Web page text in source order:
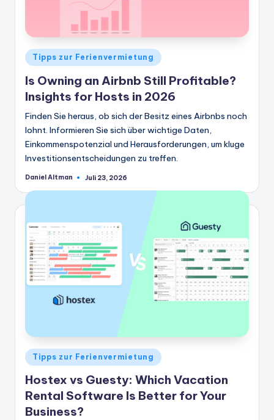
Veröffentlicht
Tipps zur Ferienvermietung
Is Owning an Airbnb Still Profitable?
Insights for Hosts in 2026
Finden Sie heraus, ob sich der Besitz eines Airbnbs noch
lohnt. Informieren Sie sich über wichtige Daten,
Einkommenspotenzial und Herausforderungen, um kluge
Investitionsentscheidungen zu treffen.
Geschrieben
Daniel Altman Juli 23, 2026
Veröffentlicht
in
Tipps zur Ferienvermietung
Hostex vs Guesty: Which Vacation
Rental Software Is Better for Your
Business?